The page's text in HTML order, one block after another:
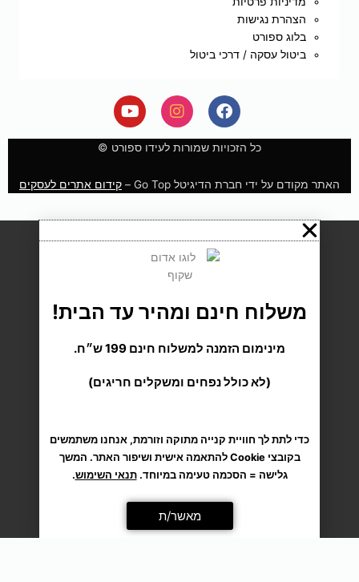
הצהרת נגישות
בלוג ספורט
ביטול עסקה / דרכי ביטול
F
a
c
e
o
o
k
I
n
s
t
g
r
a
Y
o
u
t
b
e
כל הזכויות שמורות לעידו ספורט ©
האתר מקודם על ידי חברת הדיגיטל Go Top – קידום אתרים לעסקים
משלוח חינם ומהיר עד הבית!
מינימום הזמנה למשלוח חינם 199 ש״ח.
(לא כולל נפחים ומשקלים חריגים)
כדי לתת לך חוויית קנייה מתוקה וזורמת, אנחנו משתמשים
בקובצי Cookie להתאמה אישית ושיפור האתר. המשך
גלישה = הסכמה טעימה במיוחד.תנאי השימוש.
מאשר/ת